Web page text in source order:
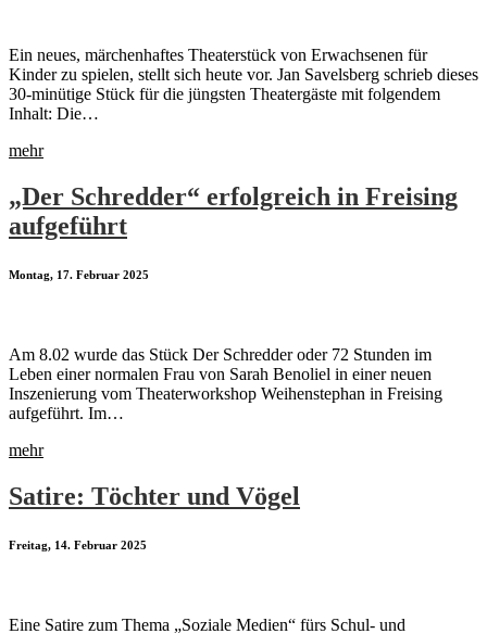
Ein neues, märchenhaftes Theaterstück von Erwachsenen für
Kinder zu spielen, stellt sich heute vor. Jan Savelsberg schrieb dieses
30-minütige Stück für die jüngsten Theatergäste mit folgendem
Inhalt: Die…
mehr
„Der Schredder“ erfolgreich in Freising
aufgeführt
Montag, 17. Februar 2025
Am 8.02 wurde das Stück Der Schredder oder 72 Stunden im
Leben einer normalen Frau von Sarah Benoliel in einer neuen
Inszenierung vom Theaterworkshop Weihenstephan in Freising
aufgeführt. Im…
mehr
Satire: Töchter und Vögel
Freitag, 14. Februar 2025
Eine Satire zum Thema „Soziale Medien“ fürs Schul- und